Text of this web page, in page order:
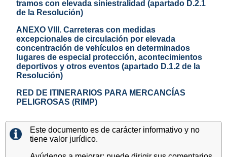
tramos con elevada siniestralidad (apartado D.2.1
de la Resolución)
ANEXO VIII. Carreteras con medidas
excepcionales de circulación por elevada
concentración de vehículos en determinados
lugares de especial protección, acontecimientos
deportivos y otros eventos (apartado D.1.2 de la
Resolución)
RED DE ITINERARIOS PARA MERCANCÍAS
PELIGROSAS (RIMP)
Este documento es de carácter informativo y no
tiene valor jurídico.